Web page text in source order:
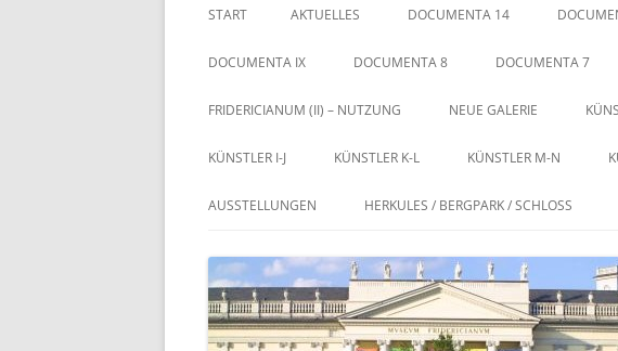
START AKTUELLES DOCUMENTA 14
DOCUMENTA IX DOCUMENTA 8 DOCUMENTA 7
FRIDERICIANUM (II) – NUTZUNG NEUE GALERIE
KÜNSTLER I-J KÜNSTLER K-L KÜNSTLER M-N
AUSSTELLUNGEN HERKULES / BERGPARK / SCHLOSS